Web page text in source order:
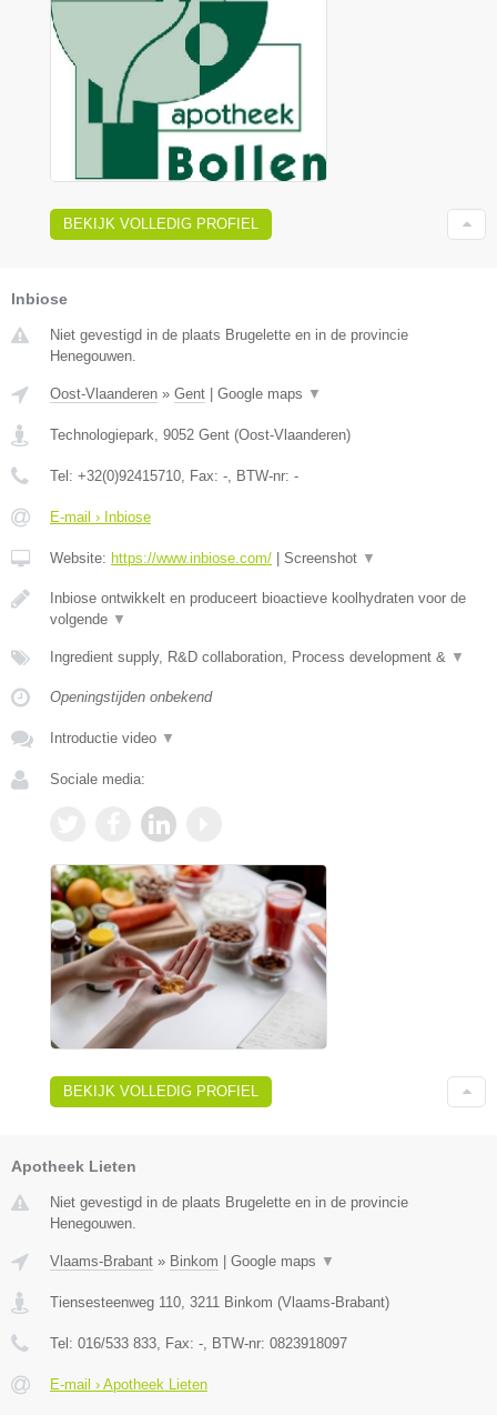
BEKIJK VOLLEDIG PROFIEL
Inbiose
Niet gevestigd in de plaats Brugelette en in de provincie
Henegouwen.
Oost-Vlaanderen » Gent Google maps ▼
Technologiepark, 9052 Gent (Oost-Vlaanderen)
Tel: +32(0)92415710, Fax: -, BTW-nr: -
E-mail › Inbiose
Website: https://www.inbiose.com/ Screenshot ▼
Inbiose ontwikkelt en produceert bioactieve koolhydraten voor de
volgende ▼
Ingredient supply, R&D collaboration, Process development & ▼
Openingstijden onbekend
Introductie video ▼
Sociale media:
BEKIJK VOLLEDIG PROFIEL
Apotheek Lieten
Niet gevestigd in de plaats Brugelette en in de provincie
Henegouwen.
Vlaams-Brabant » Binkom Google maps ▼
Tiensesteenweg 110 3211 Binkom (Vlaams-Brabant)
Tel: 016/533 833 , Fax: - , BTW-nr: 0823918097
E-mail › Apotheek Lieten